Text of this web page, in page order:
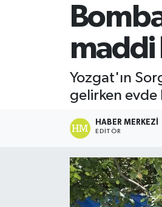
maddi
Yozgat'ın
gelirken evde
HABER MERKEZI
EDITÖR
Gündem
Politika
Tokat Spor
Ekonomi
Tokat Namaz Vakitleri
Tüm Manşetler
Son Dakika Haberleri
Haber Arşivi